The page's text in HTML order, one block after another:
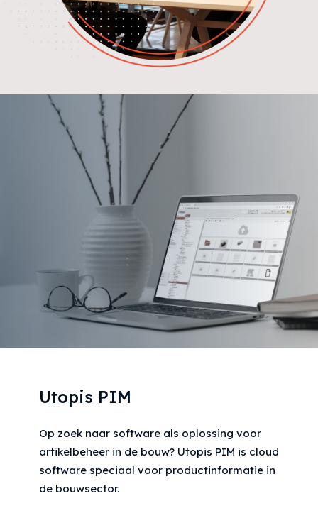
Utopis PIM
Op zoek naar software als oplossing voor
artikelbeheer in de bouw? Utopis PIM is cloud
software speciaal voor productinformatie in
de bouwsector.